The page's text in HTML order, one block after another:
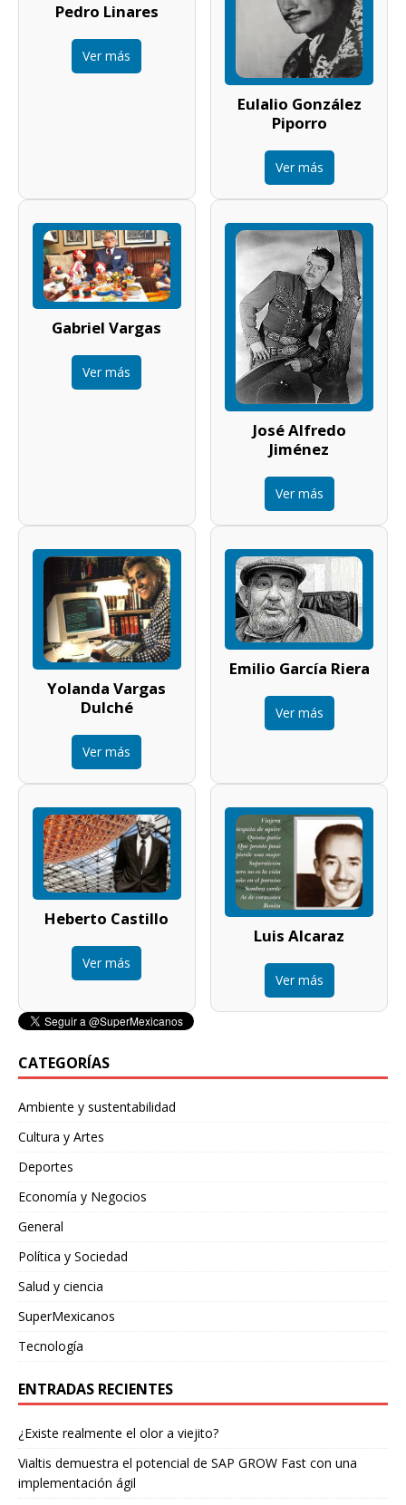
Pedro Linares
Ver más
Eulalio González
Piporro
Ver más
Gabriel Vargas
Ver más
José Alfredo
Jiménez
Ver más
Yolanda Vargas
Dulché
Ver más
Emilio García Riera
Ver más
Heberto Castillo
Ver más
Luis Alcaraz
Ver más
CATEGORÍAS
Ambiente y sustentabilidad
Cultura y Artes
Deportes
Economía y Negocios
General
Política y Sociedad
Salud y ciencia
SuperMexicanos
Tecnología
ENTRADAS RECIENTES
¿Existe realmente el olor a viejito?
Vialtis demuestra el potencial de SAP GROW Fast con una
implementación ágil